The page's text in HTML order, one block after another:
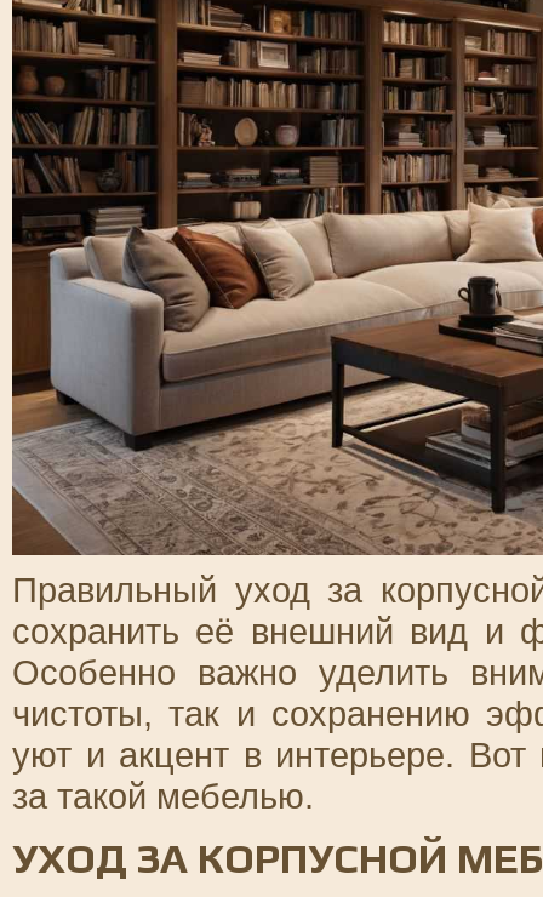
Правильный уход за
сохранить её внешний вид и
Особенно важно уделить
чистоты, так и сохранению
уют и акцент в интерьере.
за такой мебелью.
УХОД ЗА КОРПУСНОЙ